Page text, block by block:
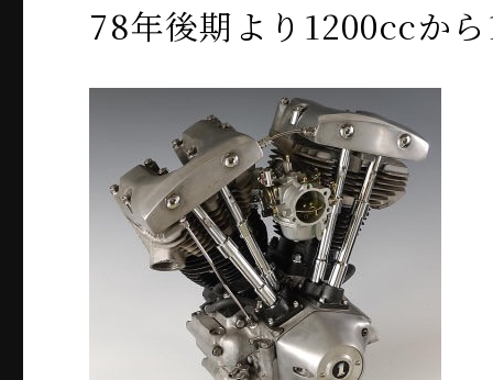
78年後期より1200ccか